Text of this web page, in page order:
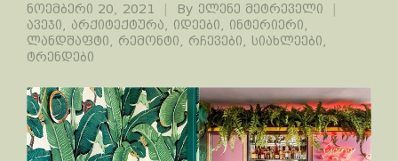
ნოემბერი 20, 2021 By ელენე მეტრეველი
ავეჯი
არქიტექტურა იდეები ინტერიერი
ლანდშაფტი
რემონტი რჩევები სიახლეები
ტრენდები